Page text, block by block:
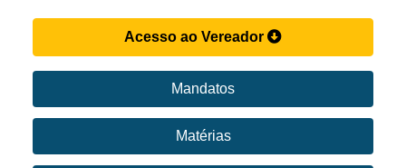
Acesso ao Vereador
Mandatos
Matérias